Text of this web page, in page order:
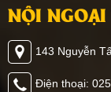
NỘI NGOẠI
143 Nguyễn
Điện thoại: